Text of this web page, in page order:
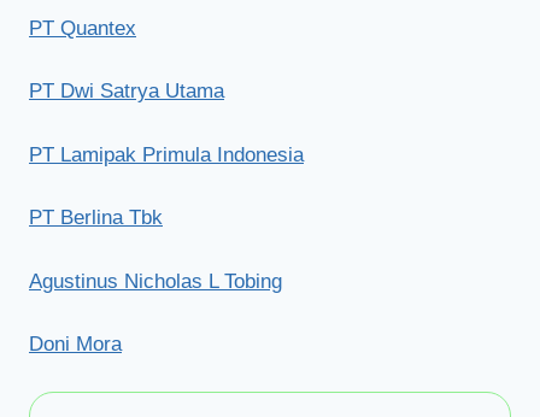
PT Quantex
PT Dwi Satrya Utama
PT Lamipak Primula Indonesia
PT Berlina Tbk
Agustinus Nicholas L Tobing
Doni Mora